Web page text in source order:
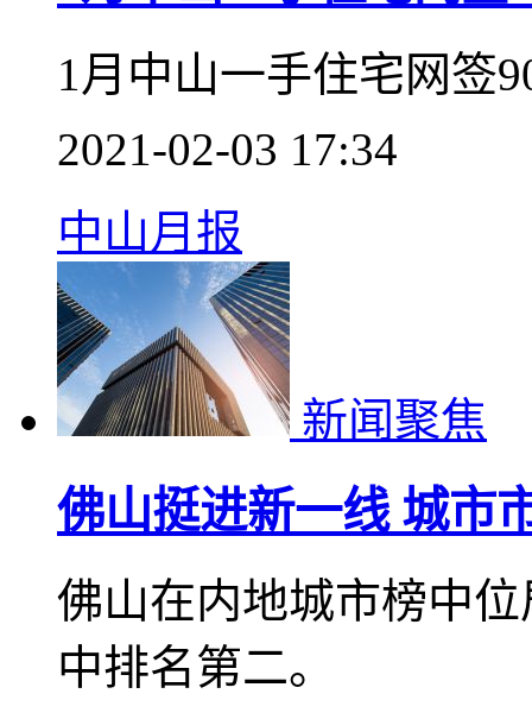
深圳政策
据报告
1月中山一手住宅网签
1月中山一手住宅网签
2021-02-03 17:34
中山月报